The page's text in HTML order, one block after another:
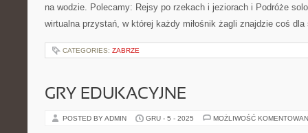
na wodzie. Polecamy: Rejsy po rzekach i jeziorach i Podróże
wirtualna przystań, w której każdy miłośnik żagli znajdzie coś
CATEGORIES: ZABRZE
GRY EDUKACYJNE
POSTED BY ADMIN GRU - 5 - 2025 MOŻLIWOŚĆ